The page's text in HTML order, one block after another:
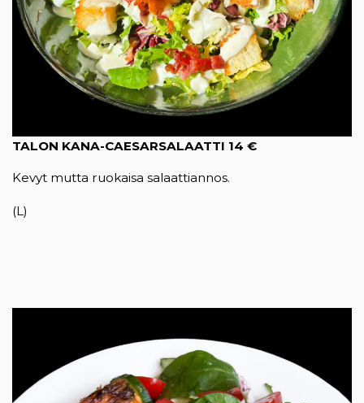
TALON KANA-CAESARSALAATTI 14 €
Kevyt mutta ruokaisa salaattiannos.
(L)